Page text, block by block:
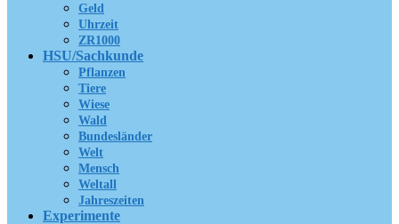
Geld
Uhrzeit
ZR1000
HSU/Sachkunde
Pflanzen
Tiere
Wiese
Wald
Bundesländer
Welt
Mensch
Weltall
Jahreszeiten
Experimente